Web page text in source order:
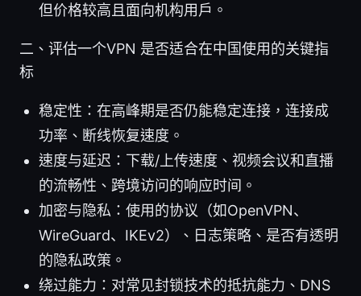
但价格较高且面向机构用户。
二、评估一个VPN 是否适合在中国使用的关键指
标
稳定性：在高峰期是否仍能稳定连接，连接成
功率、断线恢复速度。
速度与延迟：下载/上传速度、视频会议和直播
的流畅性、跨境访问的响应时间。
加密与隐私：使用的协议（如OpenVPN、
WireGuard、IKEv2）、日志策略、是否有透明
的隐私政策。
绕过能力：对常见封锁技术的抵抗能力、DNS